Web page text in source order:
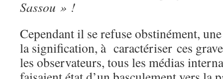
Sassou » !
Cependant il se refuse obstinément,
la signification, à caractériser ces
les observateurs, tous les médias